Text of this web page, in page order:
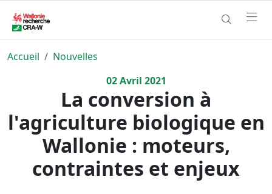
Accueil
Nouvelles
02Avril 2021
La conversion à
l'agriculture biologique en
Wallonie : moteurs,
contraintes et enjeux